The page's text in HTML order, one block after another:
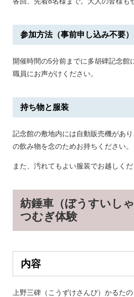
参加方法（事前申し込み不要）
開催時間の5分前までに多胡碑記念館
職員にお声がけください。
持ち物と服装
記念館の敷地内には自動販売機があ
の飲み物を念のためお持ちください。
また、汚れてもよい服装でお越しくだ
紡錘車（ぼうすいし
つむぎ体験
内容
上野三碑（こうずけさんぴ）かるた